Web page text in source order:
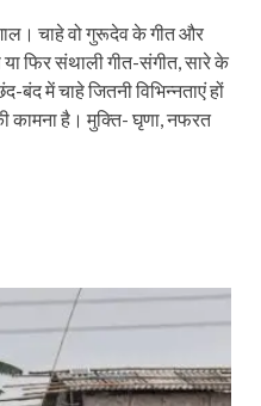
चाहे वो गुरूदेव के गीत और
या फिर संथाली गीत-संगीत, सारे के
में चाहे जितनी विभिन्नताएं हों
कामना है। मुक्ति- घृणा, नफरत